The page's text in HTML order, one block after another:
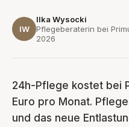
IW
Ilka Wysocki
Pflegeberaterin bei
2026
24h-Pflege kostet bei
Euro pro Monat.
und das neue